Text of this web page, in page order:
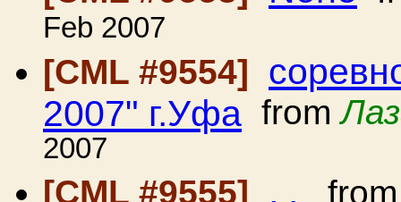
Feb 2007
[CML #9554]
2007" г.Уфа from
2007
[CML #9555]
, ,